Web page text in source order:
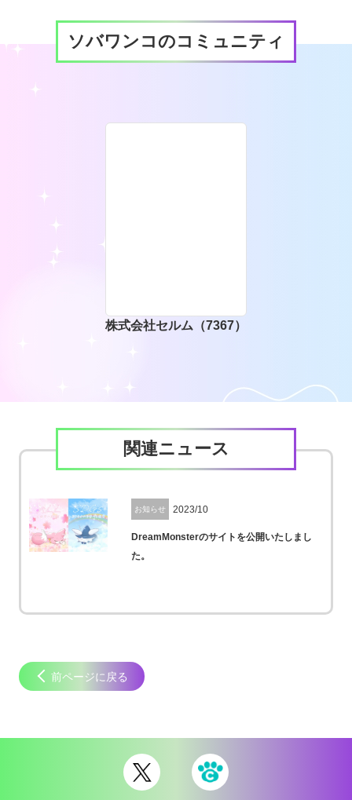
ソバワンコのコミュニティ
株式会社セルム（7367）
関連ニュース
お知らせ 2023/10
DreamMonsterのサイトを公開いたしまし
た。
前ページに戻る